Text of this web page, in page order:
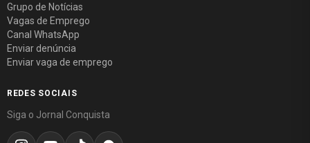
Grupo de Notícias
Vagas de Emprego
Canal WhatsApp
Enviar denúncia
Enviar vaga de emprego
REDES SOCIAIS
Siga o Jornal Conquista